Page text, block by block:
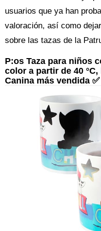
usuarios que ya han
valoración, así como
sobre las tazas de la
P:os Taza para niños
color a partir de 40
Canina más vendida ✅